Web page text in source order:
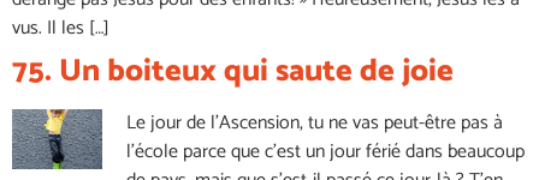
vus. Il les […]
75. Un boiteux qui saute de joie
Le jour de l’Ascension, tu ne vas peut-être pas à
l’école parce que c’est un jour férié dans beaucoup